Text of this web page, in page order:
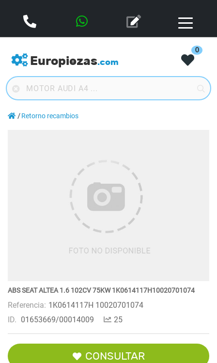
Europiezas.com
0
Retorno recambios
ABS SEAT ALTEA 1.6 102CV 75KW 1K0614117H10020701074
Referencia: 1K0614117H 10020701074
ID. 01653669/00014009 25
CONSULTAR